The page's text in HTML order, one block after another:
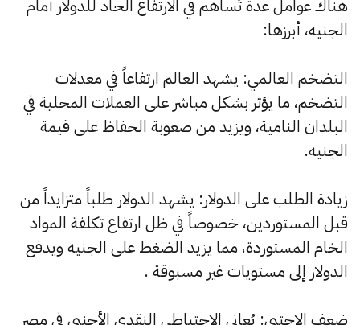
هناك عوامل عدة تُساهم في الارتفاع الحاد للدولار أمام
الجنيه، أبرزها:
التضخم العالمي: يشهد العالم ارتفاعاً في معدلات
التضخم، ما يؤثر بشكل مباشر على العملات المحلية في
البلدان النامية، ويزيد من صعوبة الحفاظ على قيمة
الجنيه.
زيادة الطلب على الدولار: يشهد الدولار طلباً متزايداً من
قبل المستوردين، خصوصاً في ظل ارتفاع تكلفة المواد
الخام المستوردة، مما يزيد الضغط على الجنيه ويدفع
الدولار إلى مستويات غير مسبوقة .
ضعف الاحتبي: يُعاني الاحتياطي النقدي الأجنبي في مصر